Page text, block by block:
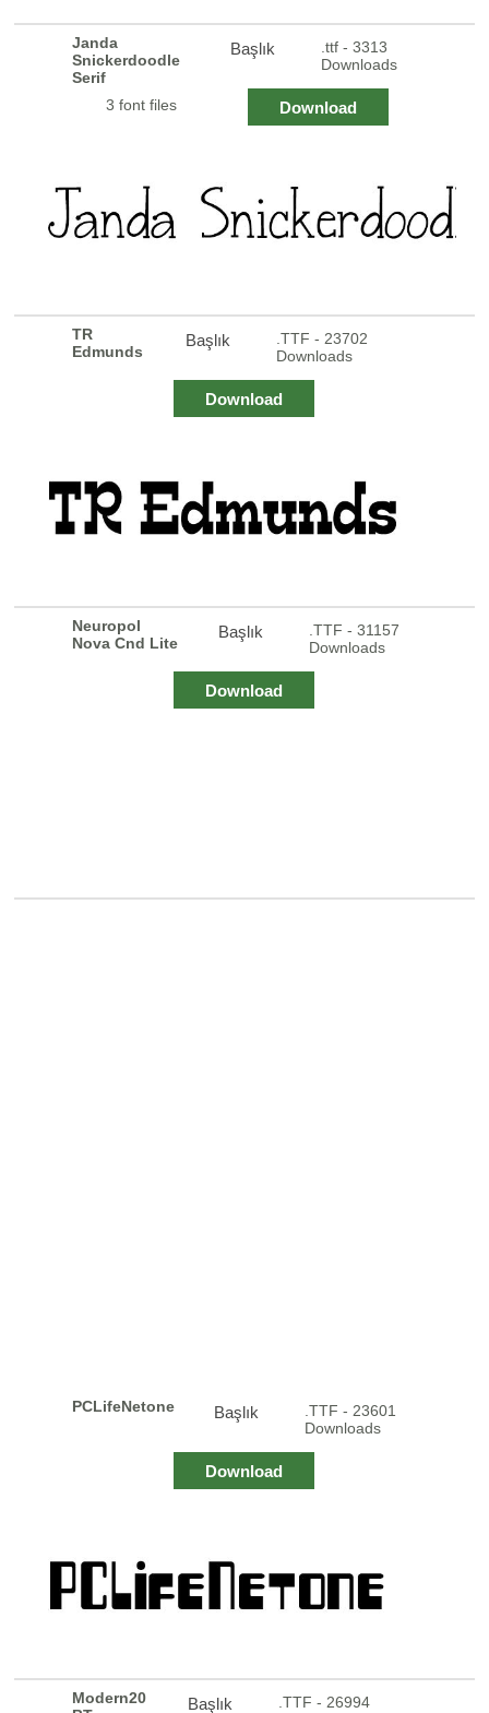
Janda
Snickerdoodle
Serif
Başlık
.ttf - 3313
Downloads
3 font files Download
TR
Edmunds
Başlık
.TTF - 23702
Downloads
Download
Neuropol
Nova Cnd Lite
Başlık
.TTF - 31157
Downloads
Download
PCLifeNetone Başlık
.TTF - 23601
Downloads
Download
Modern20
Başlık
.TTF - 26994